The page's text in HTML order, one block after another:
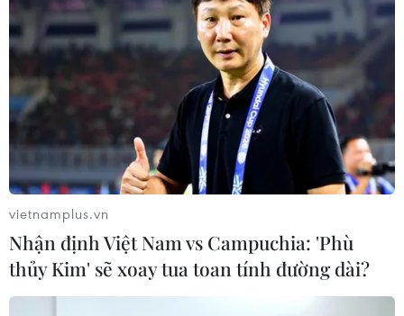
vietnamplus.vn
Nhận định Việt Nam vs Campuchia: 'Phù
thủy Kim' sẽ xoay tua toan tính đường dài?